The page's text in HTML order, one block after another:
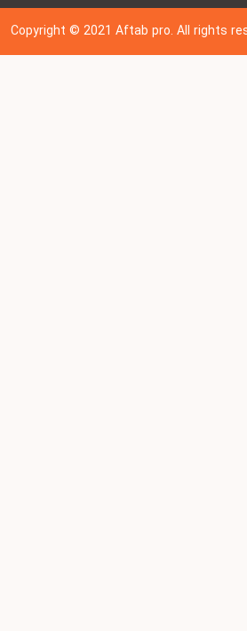
Copyright © 202 1Aftab pro. All rights